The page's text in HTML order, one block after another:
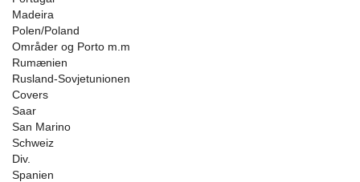
Madeira
Polen/Poland
Områder og Porto m.m
Rumænien
Rusland-Sovjetunionen
Covers
Saar
San Marino
Schweiz
Div.
Spanien